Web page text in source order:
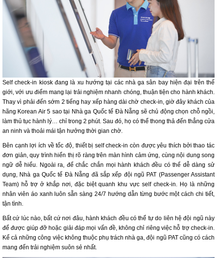
Self check-in kiosk đang là xu hướng tại các nhà ga sân bay hiện đại trên thế
giới, với ưu điểm mang lại trải nghiệm nhanh chóng, thuận tiện cho hành khách.
Thay vì phải đến sớm 2 tiếng hay xếp hàng dài chờ check-in, giờ đây khách của
hãng Korean Air 5 sao tại Nhà ga Quốc tế Đà Nẵng sẽ chủ động chọn chỗ ngồi,
làm thủ tục hành lý… chỉ trong 2 phút. Sau đó, họ có thể thong thả đến thẳng cửa
an ninh và thoải mái tận hưởng thời gian chờ.
Bên cạnh lợi ích về tốc độ, thiết bị self check-in còn được yêu thích bởi thao tác
đơn giản, quy trình hiển thị rõ ràng trên màn hình cảm ứng, cùng nội dung song
ngữ dễ hiểu. Ngoài ra, để chắc chắn mọi hành khách đều có thể dễ dàng sử
dụng, Nhà ga Quốc tế Đà Nẵng đã sắp xếp đội ngũ PAT (Passenger Assistant
Team) hỗ trợ ở khắp nơi, đặc biệt quanh khu vực self check-in. Họ là những
nhân viên áo xanh luôn sẵn sàng 24/7 hướng dẫn từng bước một cách chi tiết,
tận tình.
Bất cứ lúc nào, bất cứ nơi đâu, hành khách đều có thể tự do liên hệ đội ngũ này
để được giúp đỡ hoặc giải đáp mọi vấn đề, không chỉ riêng việc hỗ trợ check-in.
Kể cả những công việc không thuộc phụ trách nhà ga, đội ngũ PAT cũng có cách
mang đến trải nghiệm suôn sẻ nhất.